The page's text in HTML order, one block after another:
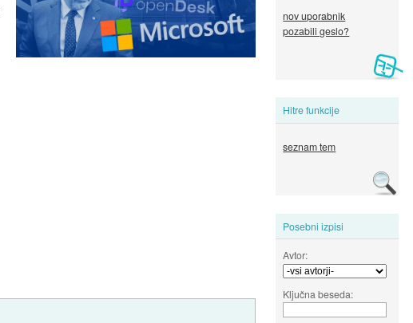
nov uporabnik
pozabili geslo?
Hitre funkcije
seznam tem
Posebni izpisi
Avtor:
Ključna beseda: